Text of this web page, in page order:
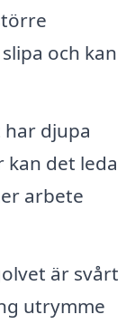
och kan
djupa
kan det leda
arbete
är svårt
utrymme